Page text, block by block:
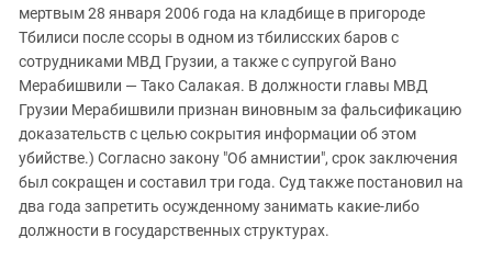
мертвым 28 января 2006 года на кладбище в пригороде
Тбилиси после ссоры в одном из тбилисских баров с
сотрудниками МВД Грузии, а также с супругой Вано
Мерабишвили — Тако Салакая. В должности главы МВД
Грузии Мерабишвили признан виновным за фальсификацию
доказательств с целью сокрытия информации об этом
убийстве.) Согласно закону "Об амнистии", срок заключения
был сокращен и составил три года. Суд также постановил на
два года запретить осужденному занимать какие-либо
должности в государственных структурах.